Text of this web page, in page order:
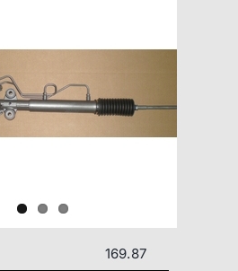
169.87